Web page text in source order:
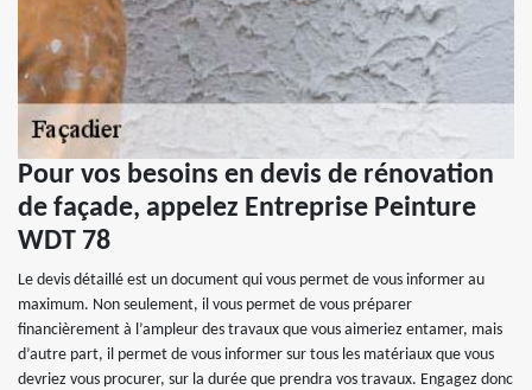
Pour vos besoins en devis de rénovation
de façade, appelez Entreprise Peinture
WDT 78
Le devis détaillé est un document qui vous permet de vous informer au
maximum. Non seulement, il vous permet de vous préparer
financièrement à l’ampleur des travaux que vous aimeriez entamer, mais
d’autre part, il permet de vous informer sur tous les matériaux que vous
devriez vous procurer, sur la durée que prendra vos travaux. Engagez donc